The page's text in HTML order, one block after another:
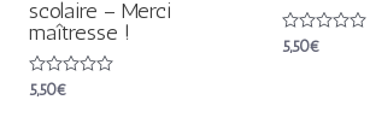
scolaire – Merci
maîtresse !
Note
5,50€
Note
5,50€